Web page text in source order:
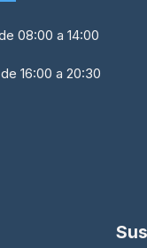
08:00 a 14:00
16:00 a 20:30